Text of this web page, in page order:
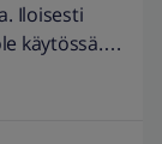
Iloisesti
käytössä.
mutta ei voi